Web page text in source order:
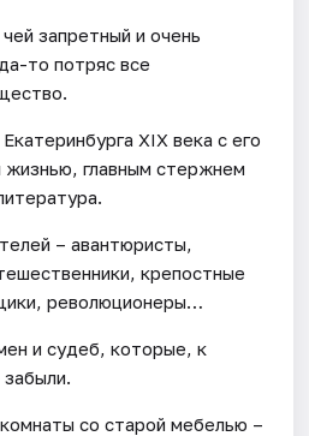
запретный и очень
то потряс все
XIX века с его
главным стержнем
– авантюристы,
крепостные
революционеры…
и судеб, которые, к
со старой мебелью –